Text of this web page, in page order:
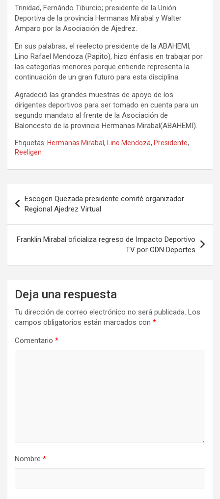
Trinidad, Fernándo Tiburcio; presidente de la Unión
Deportiva de la provincia Hermanas Mirabal y Walter
Amparo por la Asociación de Ajedrez.
En sus palabras, el reelecto presidente de la ABAHEMI,
Lino Rafael Mendoza (Papito), hizo énfasis en trabajar por
las categorías menores porque entiende representa la
continuación de un gran futuro para esta disciplina.
Agradeció las grandes muestras de apoyo de los
dirigentes deportivos para ser tomado en cuenta para un
segundo mandato al frente de la Asociación de
Baloncesto de la provincia Hermanas Mirabal(ABAHEMI).
Etiquetas: Hermanas Mirabal, Lino Mendoza, Presidente,
Reeligen
de
entradas
Escogen Quezada presidente comité organizador
Regional Ajedrez Virtual
Franklin Mirabal oficializa regreso de Impacto Deportivo
TV por CDN Deportes
Deja una respuesta
Tu dirección de correo electrónico no será publicada. Los
campos obligatorios están marcados con *
Comentario *
Nombre *